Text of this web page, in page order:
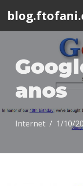
anos
Internet 1/10/